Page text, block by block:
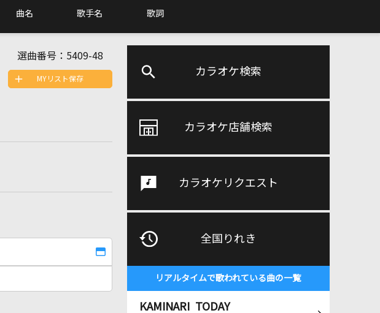
曲名 歌手名 歌詞
カラオケ検索
カラオケ店舗検索
カラオケリクエスト
全国りれき
リアルタイムで歌われている曲の一覧
KAMINARI TODAY
選曲番号： 5409-48
MYリスト保存